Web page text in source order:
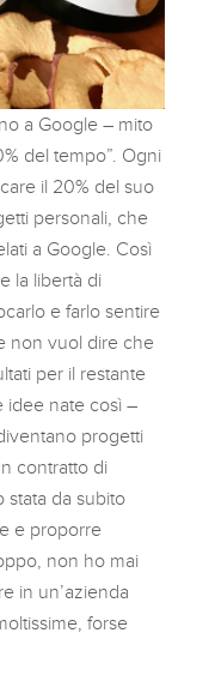
a Google – mito
del tempo”. Ogni
il 20% del suo
personali, che
a Google. Così
la libertà di
e farlo sentire
non vuol dire che
per il restante
idee nate così –
progetti
contratto di
stata da subito
e proporre
non ho mai
in un’azienda
forse